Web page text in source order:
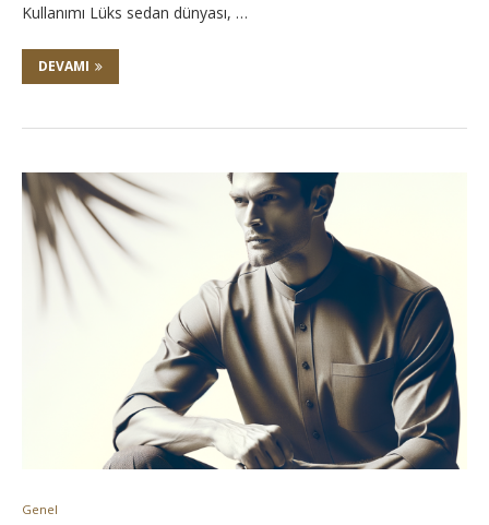
Kullanımı Lüks sedan dünyası, …
DEVAMI
Genel